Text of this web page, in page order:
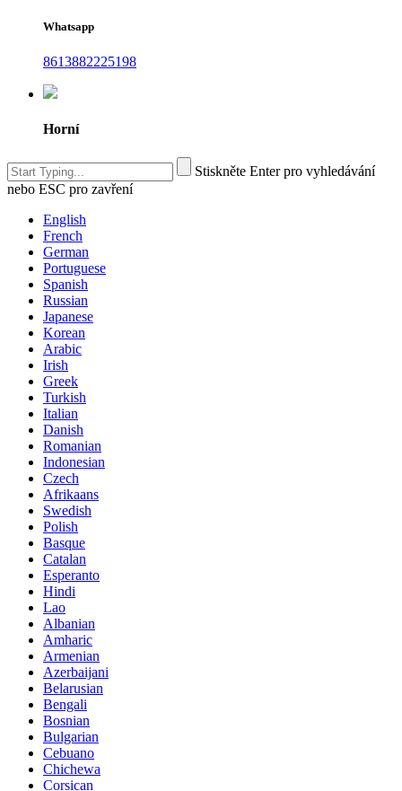
Whatsapp
8613882225198
Horní
Stiskněte Enter pro vyhledávání
nebo ESC pro zavření
English
French
German
Portuguese
Spanish
Russian
Japanese
Korean
Arabic
Irish
Greek
Turkish
Italian
Danish
Romanian
Indonesian
Czech
Afrikaans
Swedish
Polish
Basque
Catalan
Esperanto
Hindi
Lao
Albanian
Amharic
Armenian
Azerbaijani
Belarusian
Bengali
Bosnian
Bulgarian
Cebuano
Chichewa
Corsican